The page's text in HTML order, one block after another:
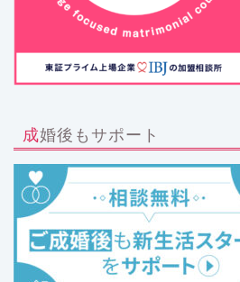
成婚後もサポート